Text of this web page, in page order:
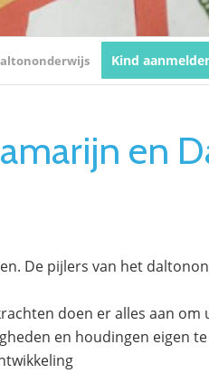
Kind
en
De pijlers van het
doen er alles aan
en houdingen eigen